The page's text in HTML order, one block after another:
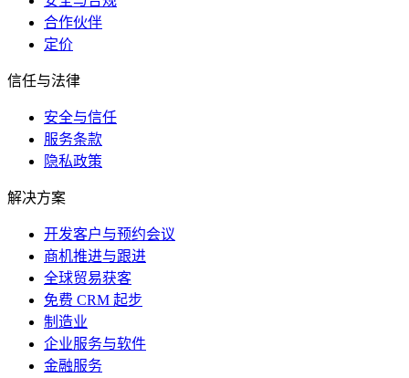
合作伙伴
定价
信任与法律
安全与信任
服务条款
隐私政策
解决方案
开发客户与预约会议
商机推进与跟进
全球贸易获客
免费 CRM 起步
制造业
企业服务与软件
金融服务